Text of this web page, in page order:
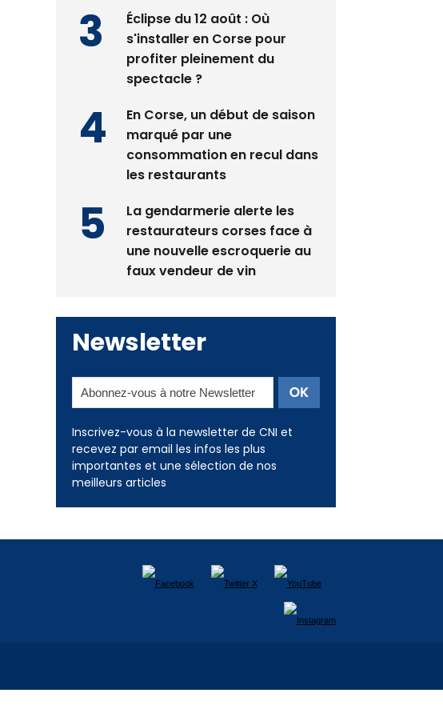
pas avant 2081
Éclipse du 12 août : Où
s'installer en Corse pour
spectacle ?
En Corse, un début de saison
marqué par une
les restaurants
La gendarmerie alerte les
restaurateurs corses face à
Newsletter
Inscrivez-vous à la newsletter de CNI et
recevez par email les infos les plus